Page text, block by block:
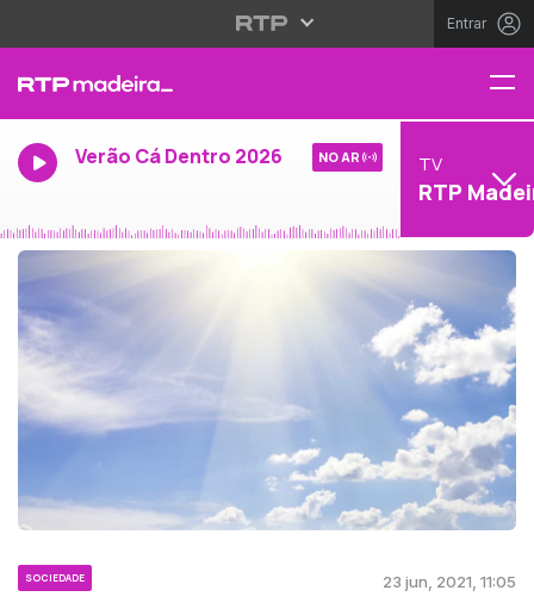
Entrar
Verão Cá Dentro 2026 NO AR TV
RTP
SOCIEDADE 23 jun, 2021, 11:05